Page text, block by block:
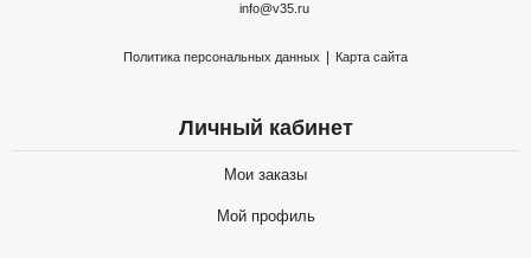
info@v35.ru
Политика персональных данных | Карта сайта
Личный кабинет
Мои заказы
Мой профиль